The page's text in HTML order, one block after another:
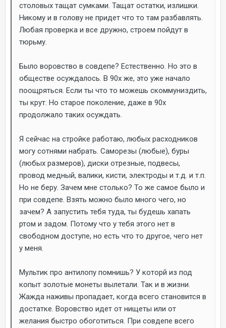
столовых тащат сумками. Тащат остатки, излишки.
Никому и в голову не придет что то там разбавлять.
Любая проверка и все дружно, строем пойдут в
тюрьму.
Было воровство в совдепе? Естественно. Но это в
обществе осуждалось. В 90х же, это уже начало
поощряться. Если ты что то можешь скоммуниздить,
ты крут. Но старое поколение, даже в 90х
продолжало таких осуждать.
Я сейчас на стройке работаю, любых расходников
могу сотнями набрать. Саморезы (любые), буры
(любых размеров), диски отрезные, подвесы,
провод медный, валики, кисти, электроды и т.д. и т.п.
Но не беру. Зачем мне столько? То же самое было и
при совдепе. Взять можно было много чего, но
зачем? А запустить тебя туда, ты будешь хапать
ртом и задом. Потому что у тебя этого нет в
свободном доступе, но есть что то другое, чего нет
у меня.
Мультик про антилопу помнишь? У которй из под
копыт золотые монеты вылетали. Так и в жизни.
Жажда наживы пропадает, когда всего становится в
достатке. Воровство идет от нищеты или от
желания быстро обоготиться. При совдепе всего